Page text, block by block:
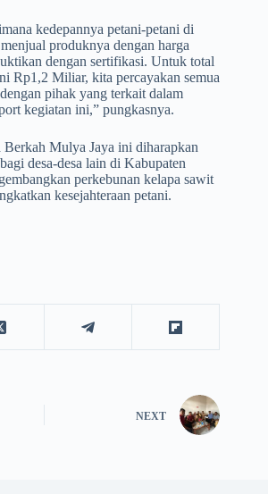
kedepannya petani-petani di
produknya dengan harga
dengan sertifikasi. Untuk total
Rp1,2 Miliar, kita percayakan semua
pihak yang terkait dalam
kegiatan ini,” pungkasnya.
Mulya Jaya ini diharapkan
desa-desa lain di Kabupaten
perkebunan kelapa sawit
kesejahteraan petani.
NEXT